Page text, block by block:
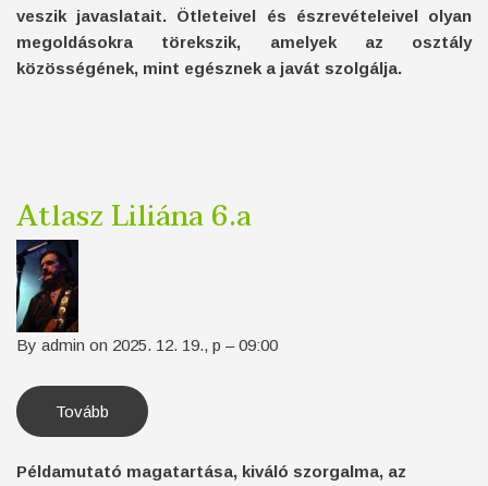
veszik javaslatait. Ötleteivel és észrevételeivel olyan
megoldásokra törekszik, amelyek az osztály
közösségének, mint egésznek a javát szolgálja.
Atlasz Liliána 6.a
By admin on 2025. 12. 19., p – 09:00
Tovább (Atlasz
Liliána
Példamutató magatartása, kiváló szorgalma, az